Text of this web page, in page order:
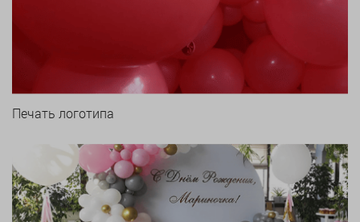
Печать логотипа